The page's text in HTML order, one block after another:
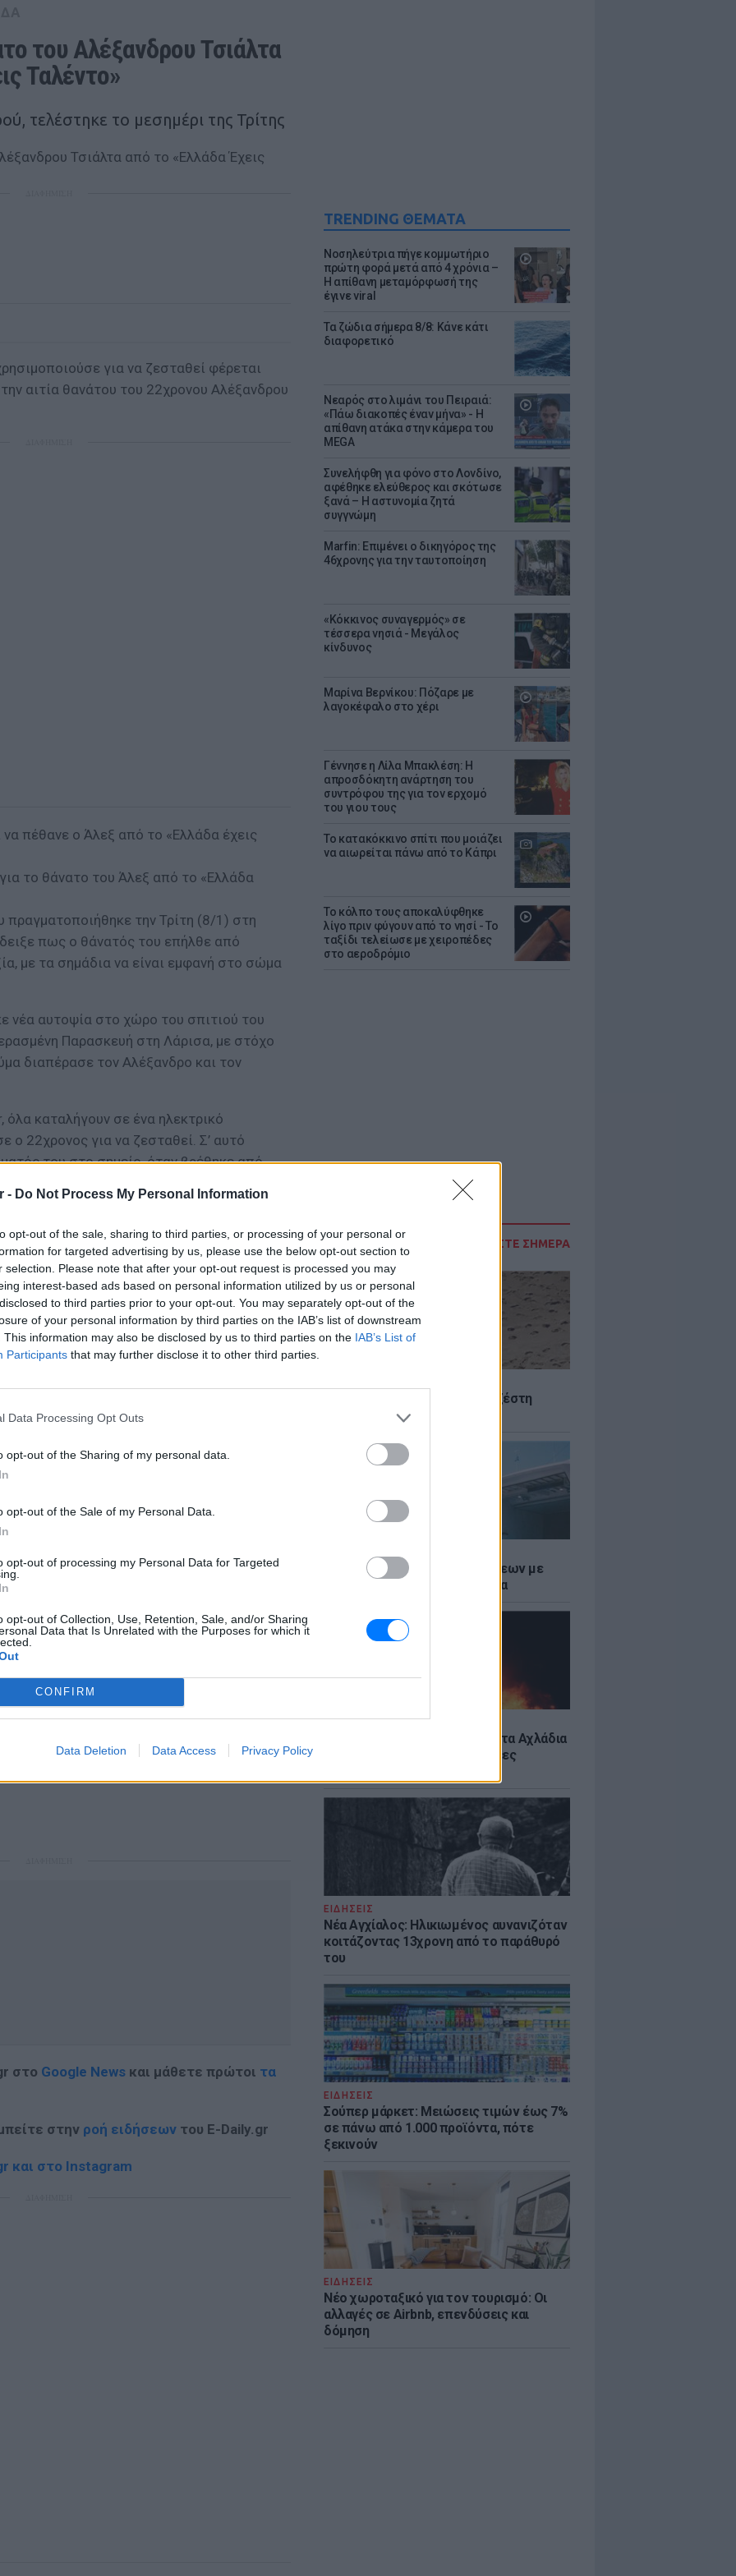
- Do Not Process My Personal Information
opt-out of the sale, sharing to third parties, or processing of your personal or
for targeted advertising by us, please use the below opt-out section to
selection. Please note that after your opt-out request is processed you may
interest-based ads based on personal information utilized by us or personal
to third parties prior to your opt-out. You may separately opt-out of the
of your personal information by third parties on the IAB’s list of downstream
This information may also be disclosed by us to third parties on the IAB’s List of
Participants that may further disclose it to other third parties.
Data Processing Opt Outs
opt-out of the Sharing of my personal data.
opt-out of the Sale of my Personal Data.
opt-out of processing my Personal Data for Targeted
opt-out of Collection, Use, Retention, Sale, and/or Sharing
Data that Is Unrelated with the Purposes for which it
CONFIRM
Data Deletion Data Access Privacy Policy
TRENDING ΘΕΜΑΤΑ
Νοσηλεύτρια πήγε κομμωτήριο
πρώτη φορά μετά από 4 χρόνια –
Η απίθανη μεταμόρφωσή της
έγινε viral
Τα ζώδια σήμερα 8/8: Κάνε κάτι
διαφορετικό
Νεαρός στο λιμάνι του Πειραιά:
«Πάω διακοπές έναν μήνα» - Η
απίθανη ατάκα στην κάμερα του
MEGA
Συνελήφθη για φόνο στο Λονδίνο,
αφέθηκε ελεύθερος και σκότωσε
ξανά – Η αστυνομία ζητά
συγγνώμη
Marfin: Επιμένει ο δικηγόρος της
46χρονης για την ταυτοποίηση
«Κόκκινος συναγερμός» σε
τέσσερα νησιά - Μεγάλος
κίνδυνος
Μαρίνα Βερνίκου: Πόζαρε με
λαγοκέφαλο στο χέρι
Γέννησε η Λίλα Μπακλέση: Η
απροσδόκητη ανάρτηση του
συντρόφου της για τον ερχομό
του γιου τους
Το κατακόκκινο σπίτι που μοιάζει
να αιωρείται πάνω από το Κάπρι
Το κόλπο τους αποκαλύφθηκε
λίγο πριν φύγουν από το νησί - Το
ταξίδι τελείωσε με χειροπέδες
στο αεροδρόμιο
ΔΙΑΒΑΣΤΕ ΣΗΜΕΡΑ
Καιρός: Πού θα «χτυπήσει» η ζέστη
Αύγουστος: Ρεκόρ Αναχωρήσεων με
56.000 Ταξιδιώτες στα Λιμάνια
ΕΙΔΗΣΕΙΣ
Σητεία: Υπό έλεγχο η φωτιά στα Αχλάδια
– Σε επιφυλακή η Κρήτη για νέες
ΕΙΔΗΣΕΙΣ
Νέα Αγχίαλος: Ηλικιωμένος αυνανιζόταν
κοιτάζοντας 13χρονη από το παράθυρό
του
ΕΙΔΗΣΕΙΣ
Σούπερ μάρκετ: Μειώσεις τιμών έως 7%
σε πάνω από 1.000 προϊόντα, πότε
ξεκινούν
ΕΙΔΗΣΕΙΣ
Νέο χωροταξικό για τον τουρισμό: Οι
αλλαγές σε Airbnb, επενδύσεις και
δόμηση
του Αλέξανδρου Τσιάλτα
Ταλέντο»
τελέστηκε το μεσημέρι της Τρίτης
για να ζεσταθεί φέρεται
αιτία θανάτου του 22χρονου Αλέξανδρου
πέθανε ο Άλεξ από το «Ελλάδα έχεις
το θάνατο του Άλεξ από το «Ελλάδα
πραγματοποιήθηκε την Τρίτη (8/1) στη
πως ο θάνατός του επήλθε από
με τα σημάδια να είναι εμφανή στο σώμα
νέα αυτοψία στο χώρο του σπιτιού του
Παρασκευή στη Λάρισα, με στόχο
διαπέρασε τον Αλέξανδρο και τον
καταλήγουν σε ένα ηλεκτρικό
ο 22χρονος για να ζεσταθεί. Σ’ αυτό
του στο σημείο, όταν βρέθηκε από
στο σημείο. Μάλιστα, εικάζεται
από το βράδυ της
ΔΙΑΦΗΜΙΣΗ
που διαμένουν μόνιμα στον
να προσανατολίζονται σε όλες
άπλετο φως στον τρόπο και τα αίτια
άτυχου νεαρού, τελέστηκε το μεσημέρι
πατρίδα του, στο Καρπενήσι.
στο Google News και μάθετε πρώτοι τα
στην ροή ειδήσεων του E-Daily.gr
και στο Instagram